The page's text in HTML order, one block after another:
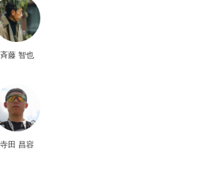
斉藤 智也
寺田 昌容